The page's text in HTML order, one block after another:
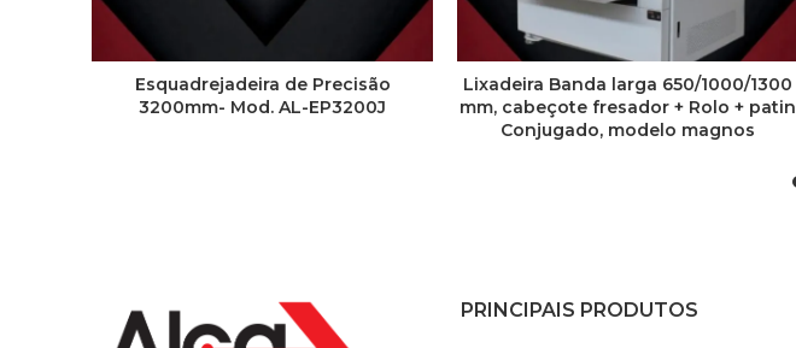
Esquadrejadeira de Precisão
3200mm- Mod. AL-EP3200J
Lixadeira Banda larga 650/1000/1300
mm, cabeçote fresador + Rolo + patin
Conjugado, modelo magnos
PRINCIPAIS PRODUTOS